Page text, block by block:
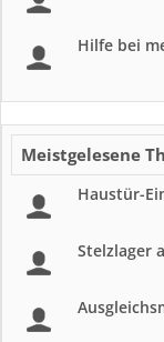
Hilfe bei
Meistgelesene
Haustür-
Stelzlager